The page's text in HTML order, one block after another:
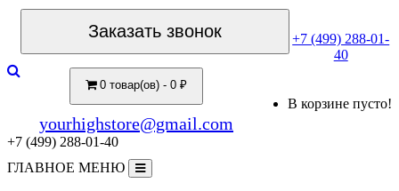
Заказать звонок
+7 (499) 288-01-
40
0 товар(ов) - 0 ₽
В корзине пусто!
yourhighstore@gmail.com
+7 (499) 288-01-40
ГЛАВНОЕ МЕНЮ